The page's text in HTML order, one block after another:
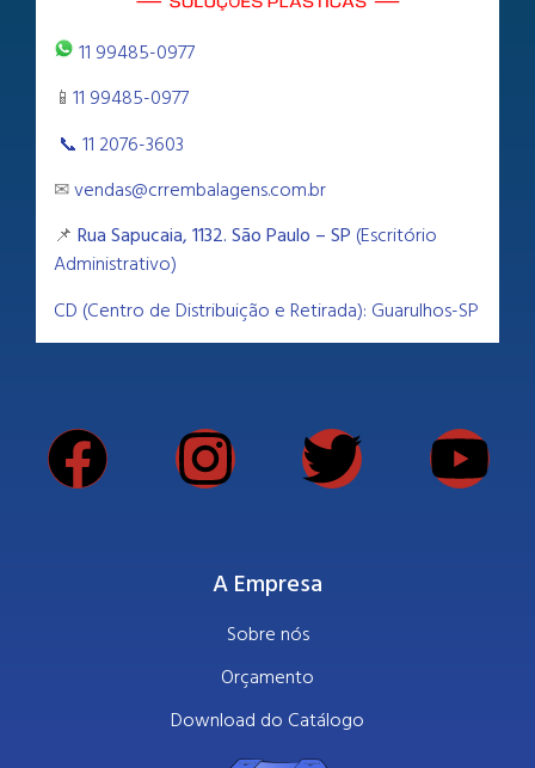
11 99485-0977
📱 11 99485-0977
📞 11 2076-3603
✉vendas@crrembalagens.com.br
📌 Rua Sapucaia, 1132. São Paulo – SP (Escritório
Administrativo)
CD (Centro de Distribuição e Retirada): Guarulhos-SP
A Empresa
Sobre nós
Orçamento
Download do Catálogo